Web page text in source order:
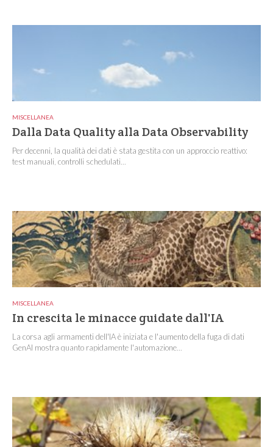
MISCELLANEA
Dalla Data Quality alla Data Observability
Per decenni, la qualità dei dati è stata gestita con un approccio reattivo:
test manuali, controlli schedulati...
MISCELLANEA
In crescita le minacce guidate dall'IA
La corsa agli armamenti dell'IA è iniziata e l'aumento della fuga di dati
GenAI mostra quanto rapidamente l'automazione...